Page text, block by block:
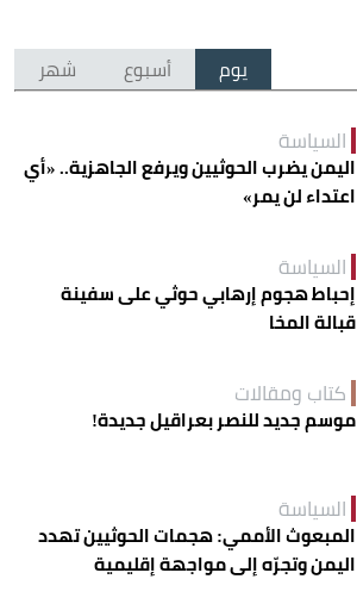
يوم أسبوع شهر
السياسة
اليمن يضرب الحوثيين ويرفع الجاهزية.. «أي
اعتداء لن يمر»
السياسة
إحباط هجوم إرهابي حوثي على سفينة
قبالة المخا
كتاب ومقالات
موسم جديد للنصر بعراقيل جديدة!
السياسة
المبعوث الأممي: هجمات الحوثيين تهدد
اليمن وتجرّه إلى مواجهة إقليمية